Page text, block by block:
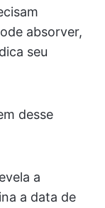
absorver,
seu
desse
a
a data de